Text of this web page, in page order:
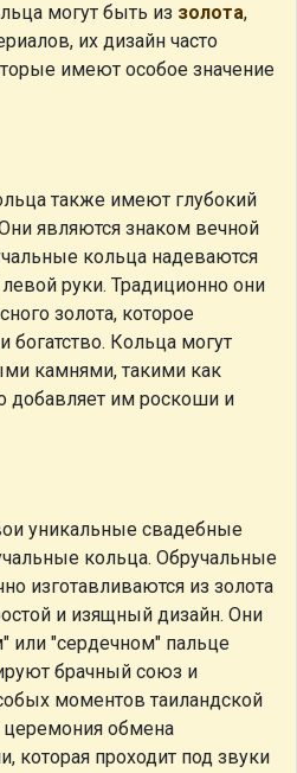
могут быть из золота,
их дизайн часто
имеют особое значение
также имеют глубокий
являются знаком вечной
кольца надеваются
руки. Традиционно они
золота, которое
богатство. Кольца могут
камнями, такими как
добавляет им роскоши и
уникальные свадебные
кольца. Обручальные
изготавливаются из золота
и изящный дизайн. Они
или "сердечном" пальце
брачный союз и
моментов таиландской
обмена
которая проходит под звуки